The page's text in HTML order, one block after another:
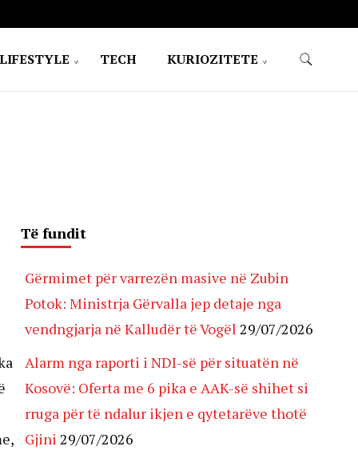
TECH KURIOZITETE
Të fundit
Gërmimet për varrezën masive në Zubin
Potok: Ministrja Gërvalla jep detaje nga
vendngjarja në Kalludër të Vogël 29/07/2026
Alarm nga raporti i NDI-së për situatën në
Kosovë: Oferta me 6 pika e AAK-së shihet si
rruga për të ndalur ikjen e qytetarëve thotë
Gjini 29/07/2026